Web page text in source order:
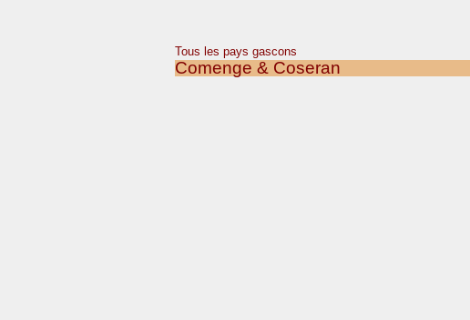
Tous les pays gascons
Comenge & Coseran